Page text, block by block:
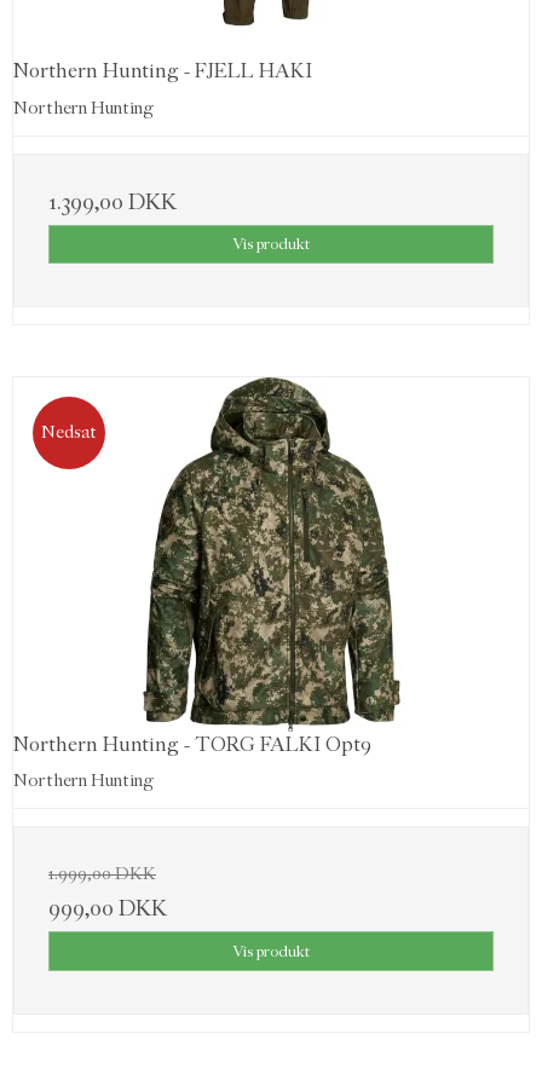
Northern Hunting - FJELL HAKI
Northern Hunting
1.399,00 DKK
Vis produkt
Nedsat
Northern Hunting - TORG FALKI Opt9
Northern Hunting
1.999,00 DKK
999,00 DKK
Vis produkt